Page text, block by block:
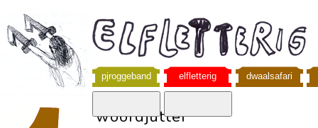
pjroggeband elfletterig dwaalsafari
woordjutter